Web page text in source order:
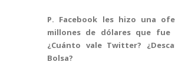
P. Facebook les hizo una
millones de dólares que fue
¿Cuánto vale Twitter?
Bolsa?